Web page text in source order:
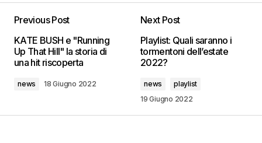
Previous Post
KATE BUSH e "Running
Up That Hill" la storia di
una hit riscoperta
news 18 Giugno 2022
Next Post
Playlist: Quali saranno i
tormentoni dell’estate
2022?
news
playlist
19 Giugno 2022